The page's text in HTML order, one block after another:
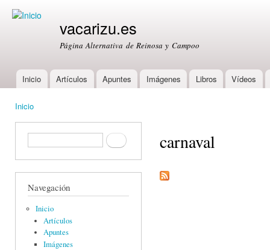
vacarizu.es
Página Alternativa de Reinosa y Campoo
Main menu
Inicio Artículos Apuntes Imágenes Libros Vídeos
Inicio
Formulario de búsquedaBuscar
Navegación
Inicio
Artículos
Apuntes
Imágenes
carnaval